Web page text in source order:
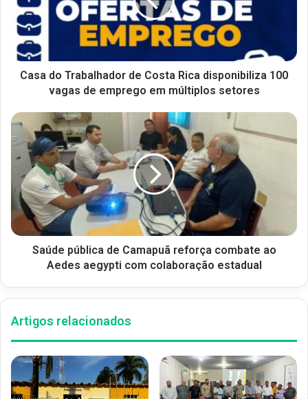
Casa do Trabalhador de Costa Rica disponibiliza 100
vagas de emprego em múltiplos setores
Saúde pública de Camapuã reforça combate ao
Aedes aegypti com colaboração estadual
Artigos relacionados